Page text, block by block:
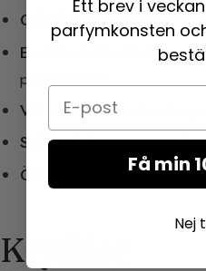
Gula frukter:
persika,
Exotiska frukter:
kokos,
passionsfrukt.
Vattenrika frukter:
Saftiga frukter:päron och
Övriga frukter:
fikon.
Kryddor
Ett brev i
parfymkonsten
Email
Få min
Nej